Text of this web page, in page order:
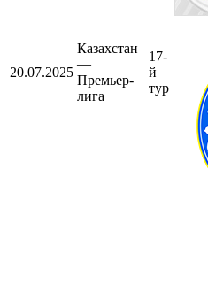
20.07.2025
Казахстан
—
Премьер-
лига
17-
й
тур